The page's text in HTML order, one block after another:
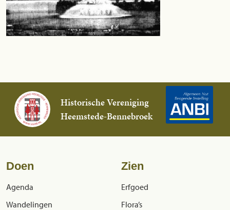
Historische Vereniging
Heemstede-Bennebroek
Doen
Agenda
Wandelingen
Zien
Erfgoed
Flora’s